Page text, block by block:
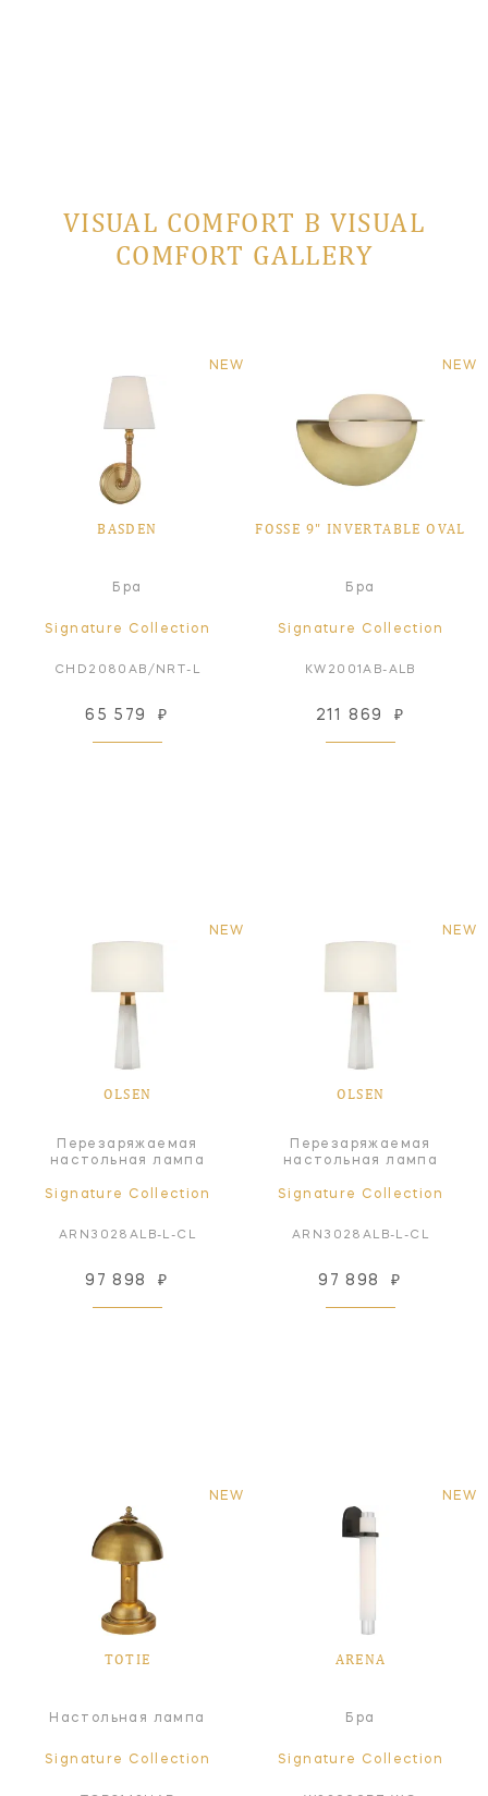
VISUAL COMFORT В VISUAL
COMFORT GALLERY
NEW
BASDEN
Бра
Signature Collection
CHD2080AB/NRT-L
65 579 ₽
NEW
FOSSE 9" INVERTABLE OVAL
Бра
Signature Collection
KW2001AB-ALB
211 869 ₽
NEW
OLSEN
Перезаряжаемая
настольная лампа
Signature Collection
ARN3028ALB-L-CL
97 898 ₽
NEW
OLSEN
Перезаряжаемая
настольная лампа
Signature Collection
ARN3028ALB-L-CL
97 898 ₽
NEW
TOTIE
Настольная лампа
Signature Collection
NEW
ARENA
Бра
Signature Collection